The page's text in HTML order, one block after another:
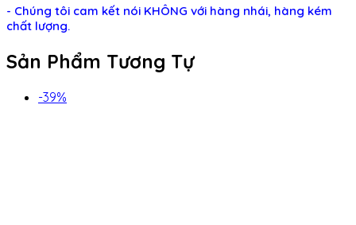
- Chúng tôi cam kết nói KHÔNG với hàng nhái, hàng kém
chất lượng.
Sản Phẩm Tương Tự
-39%